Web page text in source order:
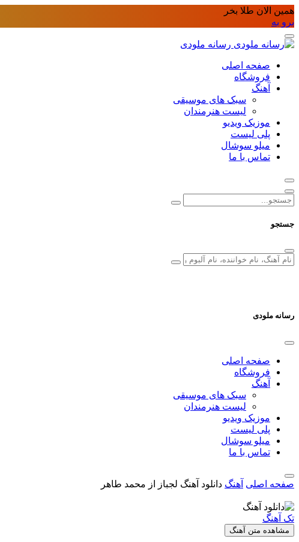
همین الان طلا بخر
برو به
رسانه ملودی
صفحه اصلی
فروشگاه
آهنگ
سبک های موسیقی
لیست هنرمندان
موزیک ویدیو
پلی لیست
میلو سوشال
تماس با ما
جستجو
رسانه ملودی
صفحه اصلی
فروشگاه
آهنگ
سبک های موسیقی
لیست هنرمندان
موزیک ویدیو
پلی لیست
میلو سوشال
تماس با ما
صفحه اصلی آهنگ دانلود آهنگ لجباز از محمد طاهر
تک آهنگ
مشاهده متن آهنگ